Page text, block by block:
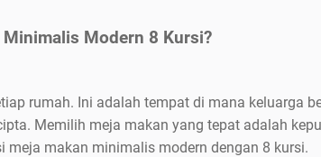
Modern 8 Kursi?
rumah. Ini adalah tempat di mana keluarga
Memilih meja makan yang tepat adalah
meja makan minimalis modern dengan 8 kursi.